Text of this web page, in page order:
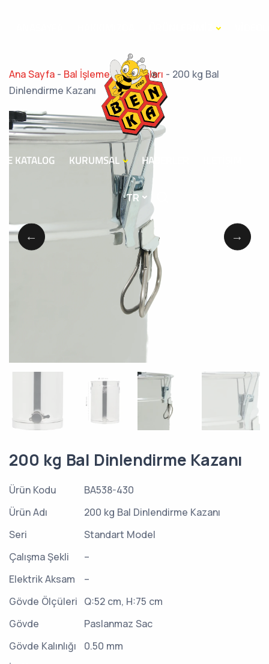
E KATALOG KURUMSAL HABERLER
TR
Ana Sayfa - Bal İşleme Ekipmanları - 200 kg Bal
Dinlendirme Kazanı
200 kg Bal Dinlendirme Kazanı
Ürün Kodu
BA538-430
Ürün Adı
200 kg Bal Dinlendirme Kazanı
Seri
Standart Model
Çalışma Şekli
–
Elektrik Aksam
–
Gövde Ölçüleri Q:52 cm, H:75 cm
Gövde
Paslanmaz Sac
Gövde Kalınlığı
0.50 mm